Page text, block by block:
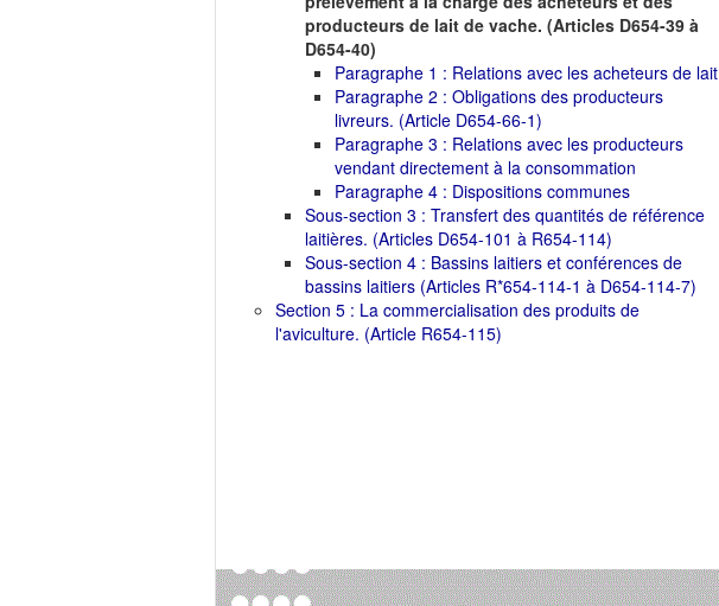
producteurs de lait de vache. (Articles D654-39 à
D654-40)
Paragraphe 1 : Relations avec les acheteurs de lait
Paragraphe 2 : Obligations des producteurs
livreurs. (Article D654-66-1)
Paragraphe 3 : Relations avec les producteurs
vendant directement à la consommation
Paragraphe 4 : Dispositions communes
Sous-section 3 : Transfert des quantités de référence
laitières. (Articles D654-101 à R654-114)
Sous-section 4 : Bassins laitiers et conférences de
bassins laitiers (Articles R*654-114-1 à D654-114-7)
Section 5 : La commercialisation des produits de
l'aviculture. (Article R654-115)